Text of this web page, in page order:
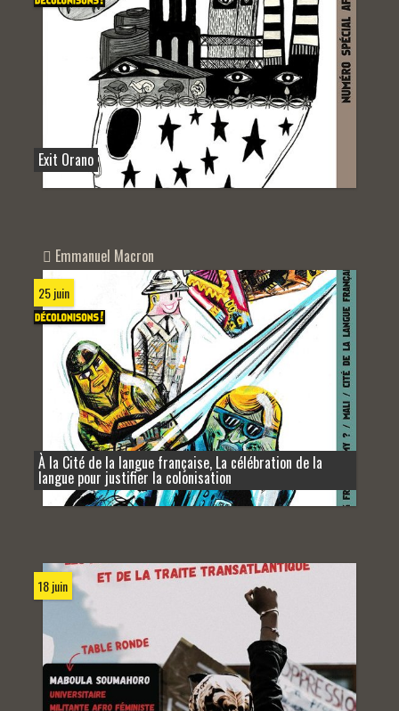
Exit Orano
Emmanuel Macron
25 juin
À la Cité de la langue française, La célébration de la
langue pour justifier la colonisation
18 juin